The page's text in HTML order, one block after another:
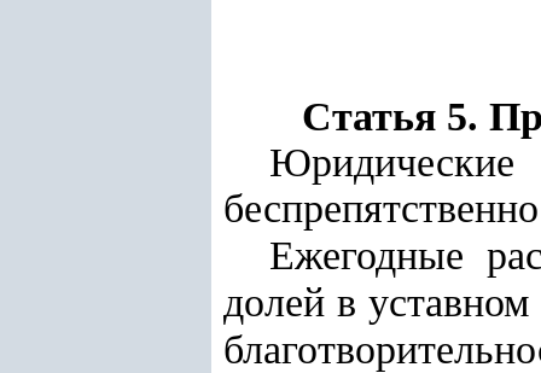
Статья 5.
Ежегодные
долей в